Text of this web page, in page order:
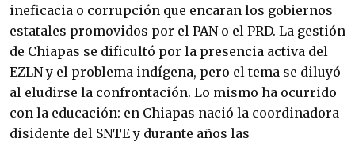
ineficacia o corrupción que encaran los gobiernos
estatales promovidos por el PAN o el PRD. La gestión
de Chiapas se dificultó por la presencia activa del
EZLN y el problema indígena, pero el tema se diluyó
al eludirse la confrontación. Lo mismo ha ocurrido
con la educación: en Chiapas nació la coordinadora
disidente del SNTE y durante años las